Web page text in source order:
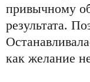
привычному
результата.
как желание